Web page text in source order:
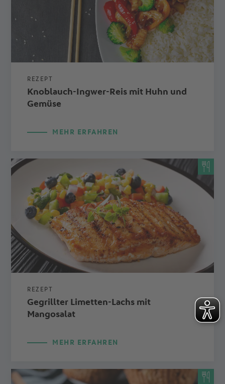
REZEPT
Knoblauch-Ingwer-Reis mit Huhn und
Gemüse
MEHR ERFAHREN
REZEPT
Gegrillter Limetten-Lachs mit
Mangosalat
MEHR ERFAHREN